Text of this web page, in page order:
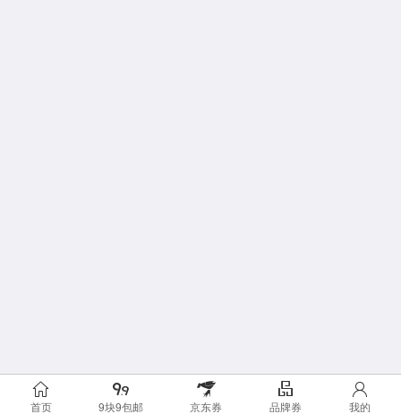
首页 9块9包邮 京东券 品牌券 我的